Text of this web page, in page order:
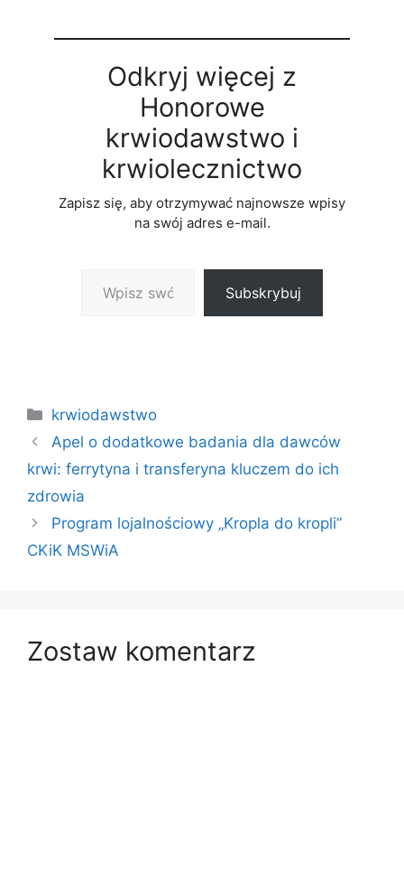
Odkryj więcej z
Honorowe
krwiodawstwo i
krwiolecznictwo
Zapisz się, aby otrzymywać najnowsze wpisy
na swój adres e-mail.
Subskrybuj
Kategorie
krwiodawstwo
Apel o dodatkowe badania dla dawców
krwi: ferrytyna i transferyna kluczem do ich
zdrowia
Program lojalnościowy „Kropla do kropli”
CKiK MSWiA
Zostaw komentarz